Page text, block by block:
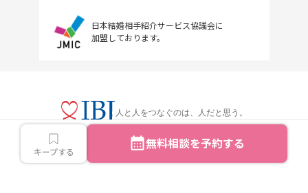
キープする 無料相談を予約する
日本結婚相手紹介サービス協議会に
加盟しております。
人と人をつなぐのは、人だと思う。